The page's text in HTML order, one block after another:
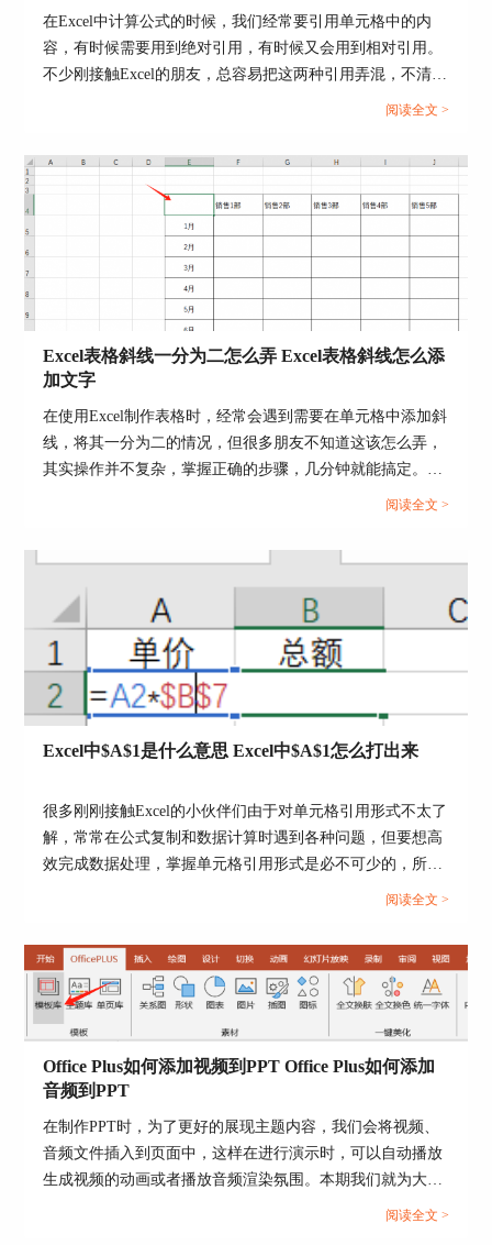
图4：选择图片
打开后就能看到当前页的幻灯片背景已经填充了图
片，那么如果想要修改编辑一下图片，可以继续点
击右边侧拉栏下方的“透明度”以及偏移等选项进行
背景图片的调整。
图5：调节透明度
上面介绍的是背景图片的填充调节，除此之外，还
可以选择“效果”来为图片添加艺术效果，在“艺术
效果”下方的展开选项中单击你想要的效果即可为
图片设置艺术效果。
除了上述的效果调节，还有图片调节，选择右侧拉
栏的第三项“图片”，可以对“图片校正”下方的锐
化、清晰度、亮度、对比度，以及“图片颜色”下方
的饱和度、色调等等进行调节，根据需求或者喜好
来进行图片的颜色以及校正设置。
在Excel中计算公式的时候，我们经常要引用单元格中的内
容，有时候需要用到绝对引用，有时候又会用到相对引用。
不少刚接触Excel的朋友，总容易把这两种引用弄混，不清楚
该在什么情况下使用绝对引用或者相对引用。那么今天我们
Excel中绝对引用怎么输入的相关内容。...
阅读全文 >
Excel表格斜线一分为二怎么弄 Excel表格斜线怎么添
加文字
在使用Excel制作表格时，经常会遇到需要在单元格中添加斜
线，将其一分为二的情况，但很多朋友不知道这该怎么弄，
其实操作并不复杂，掌握正确的步骤，几分钟就能搞定。下
面就为大家详细介绍Excel表格斜线一分为二怎么弄，Excel
阅读全文 >
Excel中$A$1是什么意思 Excel中$A$1怎么打出来
很多刚刚接触Excel的小伙伴们由于对单元格引用形式不太了
解，常常在公式复制和数据计算时遇到各种问题，但要想高
效完成数据处理，掌握单元格引用形式是必不可少的，所以
接下来我们就来带大家了解一下Excel中$A$1是什么意思，
阅读全文 >
Office Plus如何添加视频到PPT Office Plus如何添加
音频到PPT
在制作PPT时，为了更好的展现主题内容，我们会将视频、
音频文件插入到页面中，这样在进行演示时，可以自动播放
生成视频的动画或者播放音频渲染氛围。本期我们就为大家
分享一下Office Plus如何添加视频到PPT，Office Plus如何添
阅读全文 >